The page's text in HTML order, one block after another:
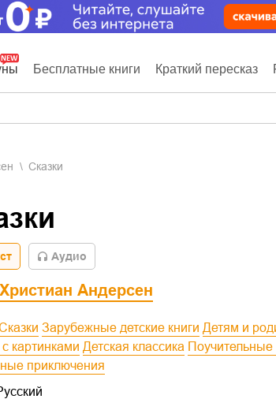
Бесплатные книги Краткий пересказ
Сказки
Aудио
Андерсен
Сказки Зарубежные детские книги Детям и
с картинками
Детская классика
приключения